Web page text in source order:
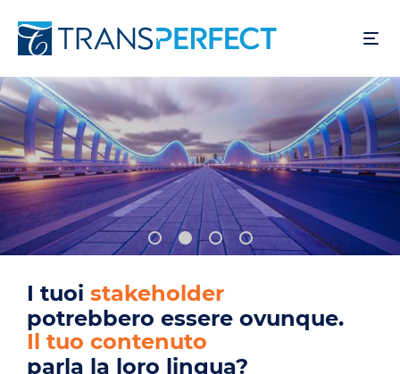
al
principale
I tuoi utenti
potrebbero essere ovunque.
Il tuo prodotto
parla la loro lingua?